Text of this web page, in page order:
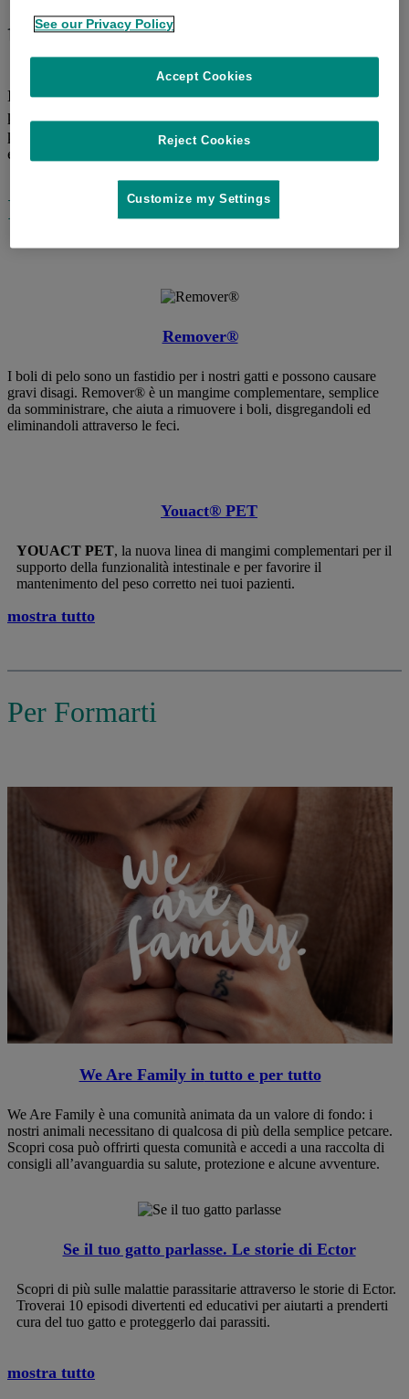
tuo gatto merita
Le soluzioni e i consigli di MSD Animal Health sono
pensati per i pet parent che desiderano il meglio per i loro
pet. Ti aiuteremo a proteggere il tuo gatto dalle minacce
emergenti e migliorare la sua vita, giorno dopo giorno.
Per la Salute
Remover®
I boli di pelo sono un fastidio per i nostri gatti e possono causare
gravi disagi. Remover® è un mangime complementare, semplice
da somministrare, che aiuta a rimuovere i boli, disgregandoli ed
eliminandoli attraverso le feci.
Youact® PET
YOUACT PET, la nuova linea di mangimi complementari per il
supporto della funzionalità intestinale e per favorire il
mantenimento del peso corretto nei tuoi pazienti.
mostra tutto
Per Formarti
We Are Family in tutto e per tutto
We Are Family è una comunità animata da un valore di fondo: i
nostri animali necessitano di qualcosa di più della semplice petcare.
Scopri cosa può offrirti questa comunità e accedi a una raccolta di
consigli all’avanguardia su salute, protezione e alcune avventure.
Se il tuo gatto parlasse. Le storie di Ector
Scopri di più sulle malattie parassitarie attraverso le storie di Ector.
Troverai 10 episodi divertenti ed educativi per aiutarti a prenderti
cura del tuo gatto e proteggerlo dai parassiti.
mostra tutto
See our Privacy Policy
Reject Cookies
Accept Cookies
Customize my Settings